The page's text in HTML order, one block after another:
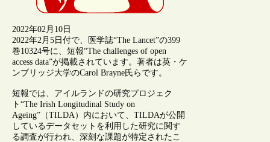
2022年02月10日
2022年2月5日付で、医学誌“The Lancet”の399
巻10324号に、短報“The challenges of open
access data”が掲載されています。著者は英・ケ
ンブリッジ大学のCarol Brayne氏らです。
短報では、アイルランドの研究プロジェク
ト“The Irish Longitudinal Study on
Ageing”（TILDA）内において、TILDAが公開
しているデータセットを利用した研究に関す
る調査が行われ、深刻な課題が特定されたこ